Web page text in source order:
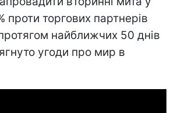
проти торгових партнерів
найближчих 50 днів
угоди про мир в